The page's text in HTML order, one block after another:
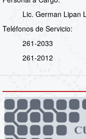
Lic. German Lipan
Teléfonos de Servicio:
261-2033
261-2012